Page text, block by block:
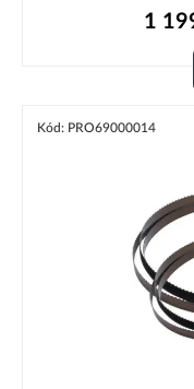
1
Kód: PRO69000014